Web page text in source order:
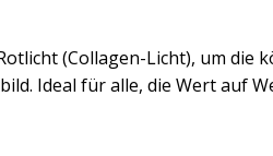
(Collagen-Licht), um die
Ideal für alle, die Wert auf